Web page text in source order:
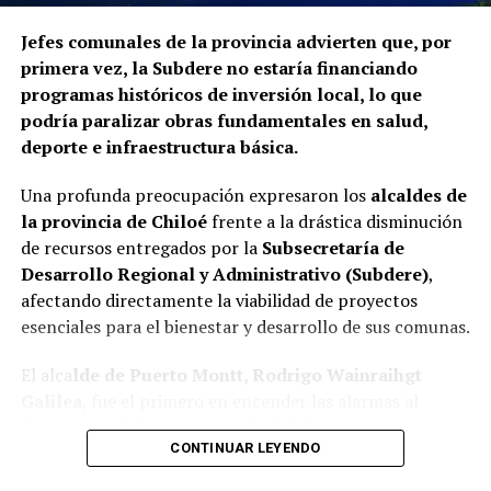
Jefes comunales de la provincia advierten que, por
primera vez, la Subdere no estaría financiando
programas históricos de inversión local, lo que
podría paralizar obras fundamentales en salud,
deporte e infraestructura básica.
Una profunda preocupación expresaron los alcaldes de
la provincia de Chiloéfrente a la drástica disminución
de recursos entregados por la Subsecretaría de
Desarrollo Regional y Administrativo (Subdere),
afectando directamente la viabilidad de proyectos
esenciales para el bienestar y desarrollo de sus comunas.
El alca lde de Puerto Montt, Rodrigo Wainraihgt
denunciar públicamente que la Subdere no cuenta con
fondos para financiar iniciativas del Programa de
CONTINUAR LEYENDO